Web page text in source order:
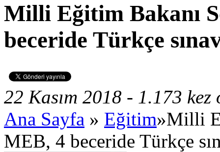
Milli Eğitim Bakanı
beceride Türkçe
22 Kasım 2018 - 1.173 kez
Ana Sayfa » Eğitim»Milli
MEB, 4 beceride Türkçe